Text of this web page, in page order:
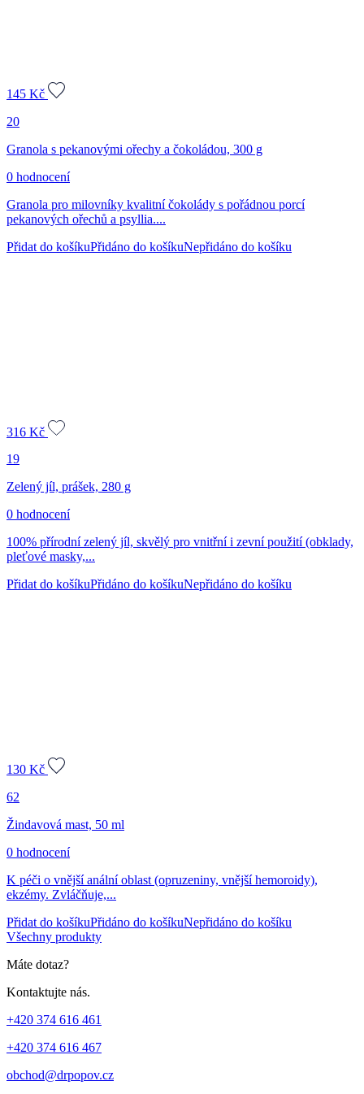
145 Kč
20
Granola s pekanovými ořechy a čokoládou, 300 g
0 hodnocení
Granola pro milovníky kvalitní čokolády s pořádnou porcí
pekanových ořechů a psyllia....
Přidat do košíkuPřidáno do košíkuNepřidáno do košíku
316 Kč
19
Zelený jíl, prášek, 280 g
0 hodnocení
100% přírodní zelený jíl, skvělý pro vnitřní i zevní použití (obklady,
pleťové masky,...
Přidat do košíkuPřidáno do košíkuNepřidáno do košíku
130 Kč
62
Žindavová mast, 50 ml
0 hodnocení
K péči o vnější anální oblast (opruzeniny, vnější hemoroidy),
ekzémy. Zvláčňuje,...
Přidat do košíkuPřidáno do košíkuNepřidáno do košíku
Všechny produkty
Máte dotaz?
Kontaktujte nás.
+420 374 616 461
+420 374 616 467
obchod@drpopov.cz